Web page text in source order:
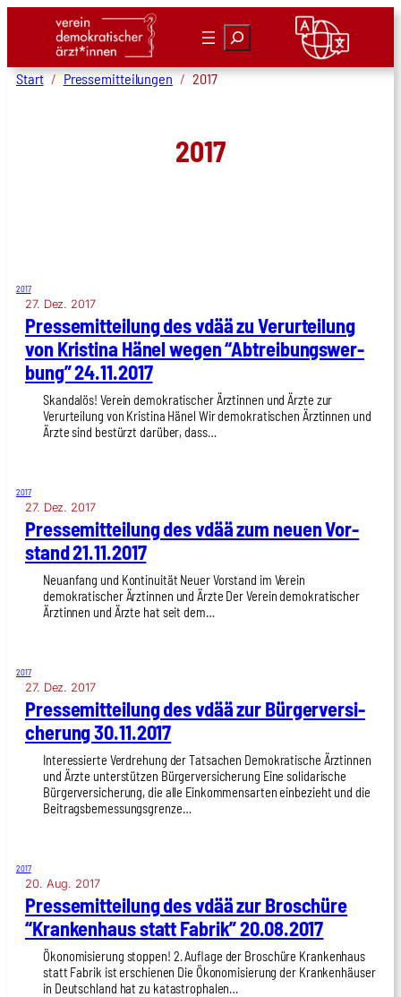
springen
Suchen
Start Pressemitteilungen 2017
2017
2017
27. Dez. 2017
Pres­se­mit­tei­lung des vdää zu Ver­ur­tei­lung
von Kris­ti­na Hänel wegen “Abtrei­bungs­wer­
bung” 24.11.2017
Skandalös! Verein demokratischer Ärztinnen und Ärzte zur
Verurteilung von Kristina Hänel Wir demokratischen Ärztinnen und
Ärzte sind bestürzt darüber, dass…
2017
27. Dez. 2017
Pres­se­mit­tei­lung des vdää zum neu­en Vor­
stand 21.11.2017
Neuanfang und Kontinuität Neuer Vorstand im Verein
demokratischer Ärztinnen und Ärzte Der Verein demokratischer
Ärztinnen und Ärzte hat seit dem…
2017
27. Dez. 2017
Pres­se­mit­tei­lung des vdää zur Bür­ger­ver­si­
che­rung 30.11.2017
Interessierte Verdrehung der Tatsachen Demokratische Ärztinnen
und Ärzte unterstützen Bürgerversicherung Eine solidarische
Bürgerversicherung, die alle Einkommensarten einbezieht und die
Beitragsbemessungsgrenze…
2017
20. Aug. 2017
Pres­se­mit­tei­lung des vdää zur Bro­schü­re
“Kran­ken­haus statt Fabrik” 20.08.2017
Ökonomisierung stoppen! 2. Auflage der Broschüre Krankenhaus
statt Fabrik ist erschienen Die Ökonomisierung der Krankenhäuser
in Deutschland hat zu katastrophalen…